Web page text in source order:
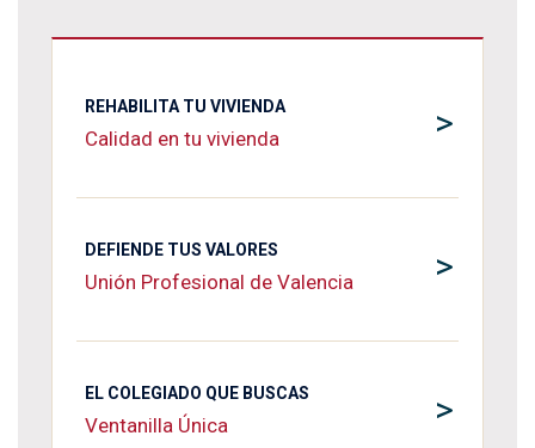
>
REHABILITA TU VIVIENDA
Calidad en tu vivienda
>
DEFIENDE TUS VALORES
Unión Profesional de Valencia
>
EL COLEGIADO QUE BUSCAS
Ventanilla Única